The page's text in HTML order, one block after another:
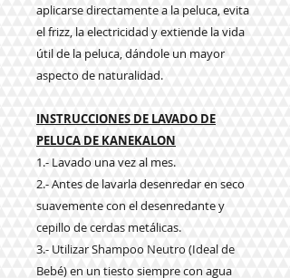
aplicarse directamente a la peluca, evita
el frizz, la electricidad y extiende la vida
útil de la peluca, dándole un mayor
aspecto de naturalidad.
INSTRUCCIONES DE LAVADO DE
PELUCA DE KANEKALON
1.- Lavado una vez al mes.
2.- Antes de lavarla desenredar en seco
suavemente con el desenredante y
cepillo de cerdas metálicas.
3.- Utilizar Shampoo Neutro (Ideal de
Bebé) en un tiesto siempre con agua